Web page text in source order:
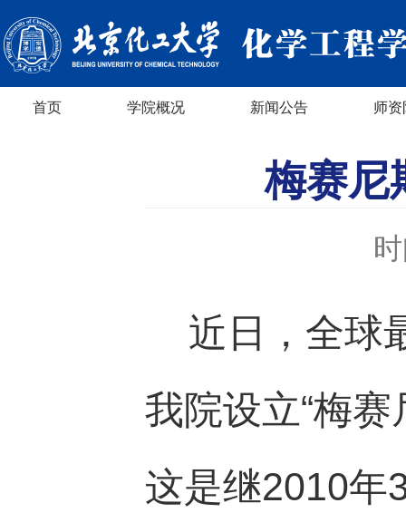
首页 学院概况 新闻公告 师资
梅赛尼
近日，全球
我院设立“梅
这是继2010年